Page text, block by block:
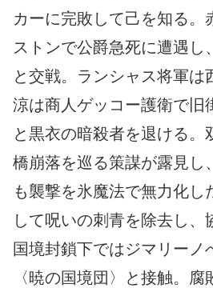
カーに完敗して己を知る。
ストンで公爵急死に遭遇し
と交戦。ランシャス将軍は
涼は商人ゲッコー護衛で旧
と黒衣の暗殺者を退ける。
橋崩落を巡る策謀が露見し
も襲撃を氷魔法で無力化し
して呪いの刺青を除去し、
国境封鎖下ではジマリーノ
〈暁の国境団〉と接触。